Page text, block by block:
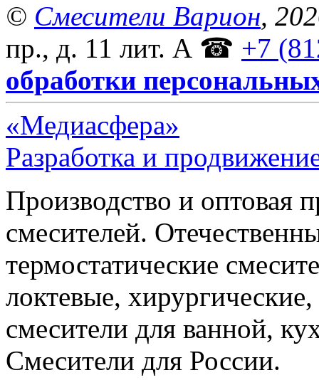
© Смесители Варион,
пр., д. 11 лит. А ☎ +7
обработки
«Медиасфера»
Разработка и
Производство и оптовая
смесителей.
термостатические
локтевые,
смесители для ванной,
Смесители для России.